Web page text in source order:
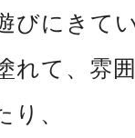
びにきて
れて、雰
、